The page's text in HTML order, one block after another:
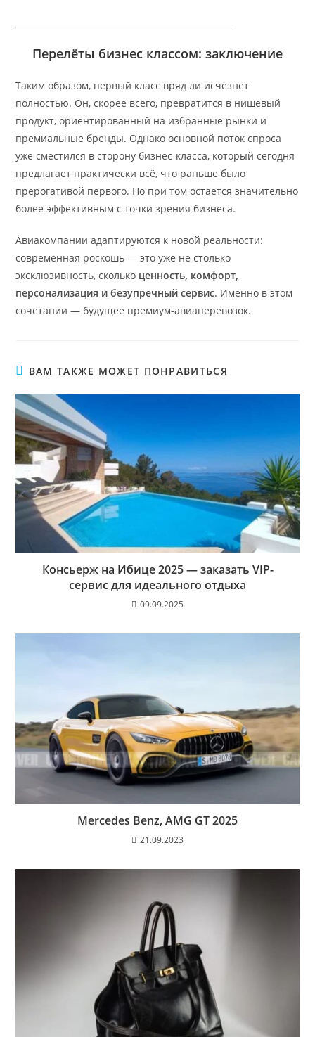
Перелёты бизнес классом: заключение
Таким образом, первый класс вряд ли исчезнет
полностью. Он, скорее всего, превратится в нишевый
продукт, ориентированный на избранные рынки и
премиальные бренды. Однако основной поток спроса
уже сместился в сторону бизнес-класса, который сегодня
предлагает практически всё, что раньше было
прерогативой первого. Но при том остаётся значительно
более эффективным с точки зрения бизнеса.
Авиакомпании адаптируются к новой реальности:
современная роскошь — это уже не столько
эксклюзивность, сколько ценность, комфорт,
персонализация и безупречный сервис. Именно в этом
сочетании — будущее премиум-авиаперевозок.
ВАМ ТАКЖЕ МОЖЕТ ПОНРАВИТЬСЯ
Консьерж на Ибице 2025 — заказать VIP-
сервис для идеального отдыха
09.09.2025
Mercedes Benz, AMG GT 2025
21.09.2023